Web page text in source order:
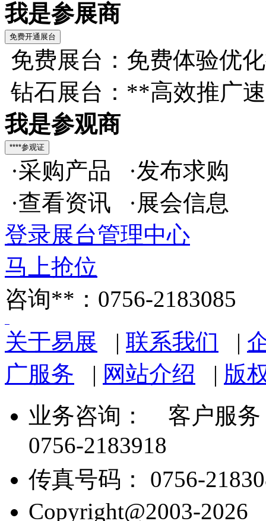
我是参展商
免费展台：免费体验优
钻石展台：**高效推广
我是参观商
·采购产品 ·发布求购
·查看资讯 ·展会信息
登录展台管理中心
马上抢位
咨询**：0756-2183085
关于易展 | 联系我们 |
广服务 | 网站介绍 | 版
业务咨询：
客户服务
0756-2183918
传真号码： 0756-
Copyright@2003-